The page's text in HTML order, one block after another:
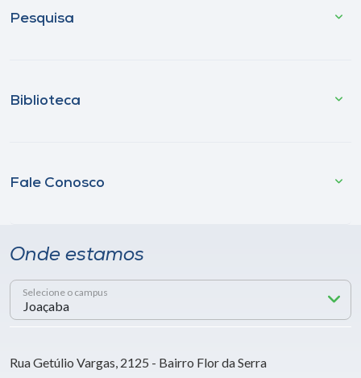
Pesquisa
Biblioteca
Fale Conosco
Onde estamos
Selecione o campus
Rua Getúlio Vargas, 2125 - Bairro Flor da Serra